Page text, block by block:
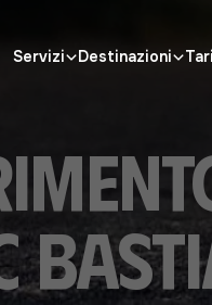
Servizi Destinazioni